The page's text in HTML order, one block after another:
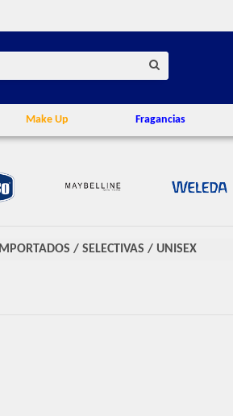
Make Up Fragancias
IMPORTADOS / SELECTIVAS / UNISEX